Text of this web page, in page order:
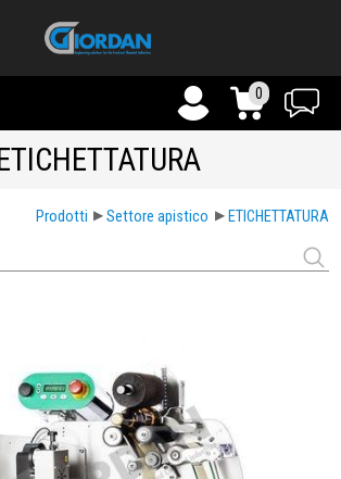
0
Prodotti Settore apistico ETICHETTATURA